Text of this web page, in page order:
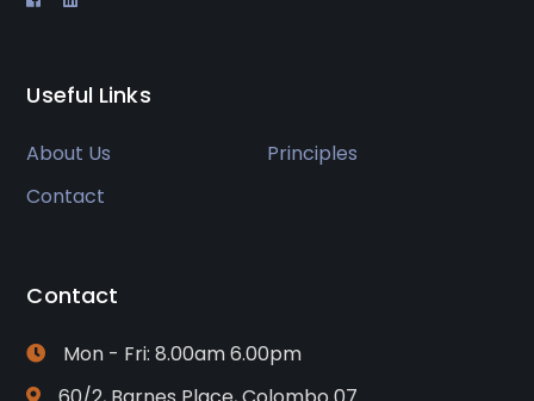
Useful Links
About Us
Principles
Contact
Contact
Mon - Fri: 8.00am 6.00pm